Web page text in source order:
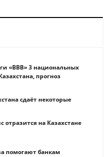
«BBB» 3 национальных
прогноз
сдаёт некоторые
на Казахстане
помогают банкам